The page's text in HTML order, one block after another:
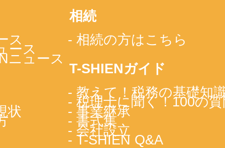
ス
ース
ニュース
状
相続
- 相続の方はこちら
T-SHIENガイド
- 教えて！税務の基礎知
- 税理士に聞く！100の
- 事業継承
- 書式集
- 会社設立
- T-SHIEN Q&A